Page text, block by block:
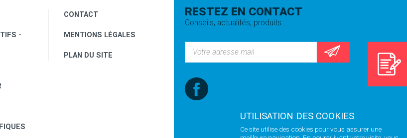
-
CONTACT
MENTIONS LÉGALES
PLAN DU SITE
RESTEZ EN CONTACT
Conseils, actualités, produits...
UTILISATION DES COOKIES
Ce site utilise des cookies pour vous assurer une